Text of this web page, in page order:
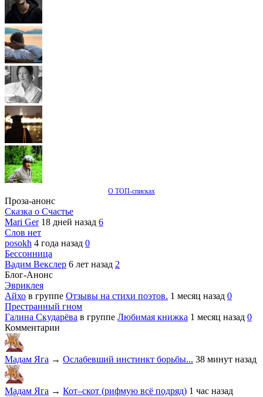
О ТОП-списках
Проза-анонс
Сказка о Счастье
Mari Ger 18 дней назад 6
Слов нет
posokh 4 года назад 0
Бессонница
Вадим Векслер 6 лет назад 2
Блог-Анонс
Эвриклея
Айхо в группе Отзывы на стихи поэтов. 1 месяц назад 0
Престранный гном
Галина Скударёва в группе Любимая книжка 1 месяц назад 0
Комментарии
Мадам Яга → Ослабевший инстинкт борьбы... 38 минут назад
Мадам Яга → Кот–скот (рифмую всё подряд) 1 час назад